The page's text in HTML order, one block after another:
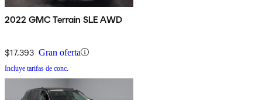
2022 GMC Terrain SLE AWD
$17,393 Gran oferta
Incluye tarifas de conc.